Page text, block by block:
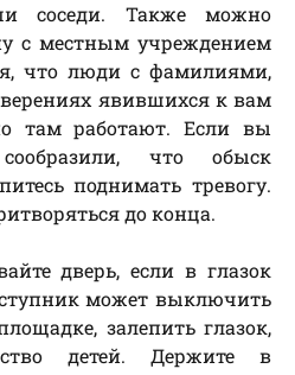
соседи. Также можно
с местным учреждением
что люди с фамилиями,
явившихся к вам
там работают. Если вы
что обыск
поднимать тревогу.
до конца.
дверь, если в глазок
может выключить
залепить глазок,
детей. Держите в